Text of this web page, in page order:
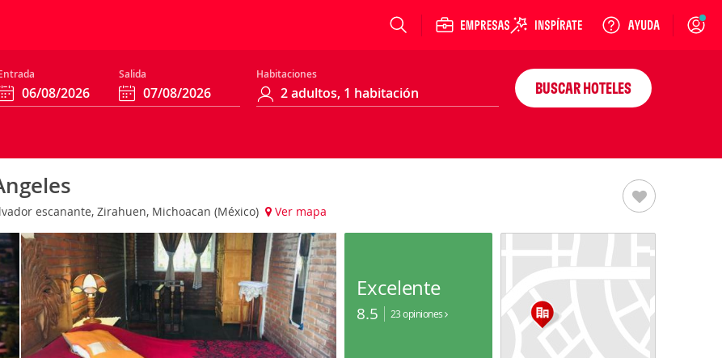
Login
Salida Habitaciones
BUSCAR HOTELES
escanante, Zirahuen, Michoacan (México) Ver mapa
Excelente
8.5 23 opiniones